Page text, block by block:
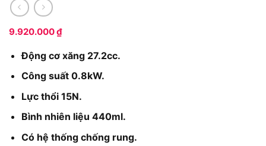
9.920.000₫
Động cơ xăng 27.2cc.
Công suất 0.8kW.
Lực thổi 15N.
Bình nhiên liệu 440ml.
Có hệ thống chống rung.